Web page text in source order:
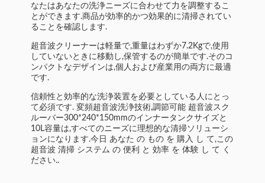
なたはあなたの洗浄ニーズに合わせて力を調整するこ
とができます.商品が効率的かつ効果的に清掃されてい
ることを確認します.
超音波クリーナーは軽量で,重量はわずか7.2Kgで,使用
していないときに移動し,保管するのが簡単です.そのコ
ンパクトなデザインは,個人および産業用の両方に最適
です.
信頼性と効率的な洗浄装置を必要としている人にとっ
て必須です. 変頻超音波洗浄技術,調節可能 超音波スク
ルーバー300*240*150mmのインナータンクサイズと
10L容量は,すべてのニーズに理想的な清掃ソリューシ
ョンになります.今日 あなた の もの を 購入 し て,この
超音波 清掃 システム の 便利 と 効率 を 体験 し て く
ださい..